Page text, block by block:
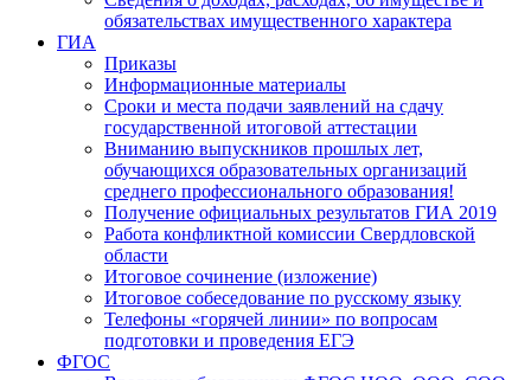
обязательствах имущественного характера
ГИА
Приказы
Информационные материалы
Сроки и места подачи заявлений на сдачу
государственной итоговой аттестации
Вниманию выпускников прошлых лет,
обучающихся образовательных организаций
среднего профессионального образования!
Получение официальных результатов ГИА 2019
Работа конфликтной комиссии Свердловской
области
Итоговое сочинение (изложение)
Итоговое собеседование по русскому языку
Телефоны «горячей линии» по вопросам
подготовки и проведения ЕГЭ
ФГОС